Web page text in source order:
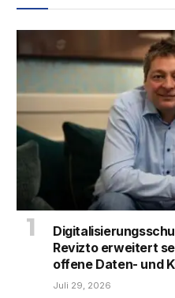
Revizto erweitert
offene Daten- und
Juli 29, 2026